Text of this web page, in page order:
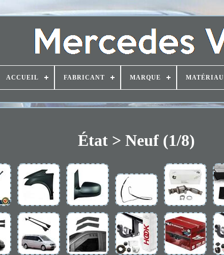
ACCUEIL FABRICANT MARQUE MATÉRIAU
État > Neuf (1/8)